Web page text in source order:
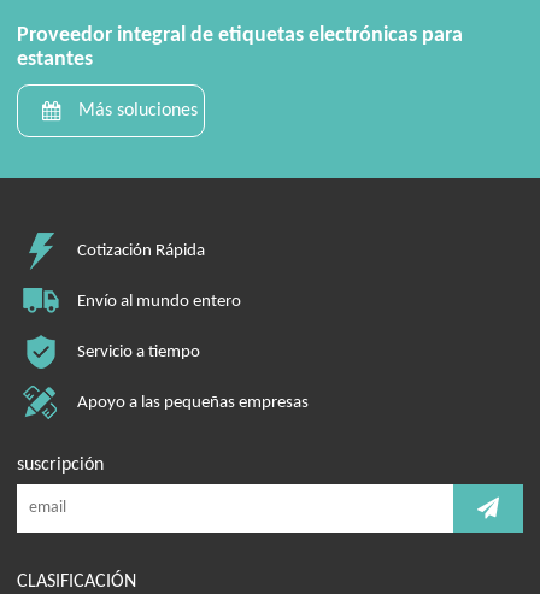
Proveedor integral de etiquetas electrónicas para
estantes
Más soluciones
Cotización Rápida
Envío al mundo entero
Servicio a tiempo
Apoyo a las pequeñas empresas
suscripción
CLASIFICACIÓN